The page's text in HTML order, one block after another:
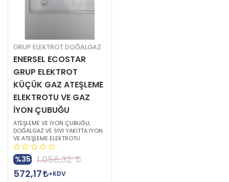
GRUP ELEKTROT DOĞALGAZ
ENERSEL ECOSTAR
GRUP ELEKTROT
KÜÇÜK GAZ ATEŞLEME
ELEKTROTU VE GAZ
İYON ÇUBUĞU
ATEŞLEME VE İYON ÇUBUĞU,
DOĞALGAZ VE SIVI YAKITTA İYON
VE ATEŞLEME ELEKTROTU
%35
1.056,32
572,17
+KDV